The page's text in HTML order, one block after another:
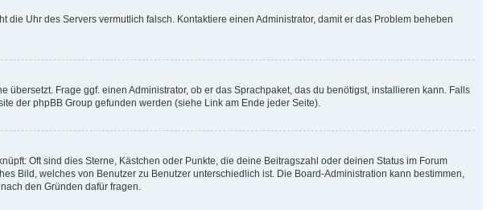
Uhr des Servers vermutlich falsch. Kontaktiere einen Administrator, damit er das Problem beheben
Frage ggf. einen Administrator, ob er das Sprachpaket, das du benötigst, installieren kann. Falls
der phpBB Group gefunden werden (siehe Link am Ende jeder Seite).
Oft sind dies Sterne, Kästchen oder Punkte, die deine Beitragszahl oder deinen Status im Forum
Bild, welches von Benutzer zu Benutzer unterschiedlich ist. Die Board-Administration kann bestimmen,
den Gründen dafür fragen.